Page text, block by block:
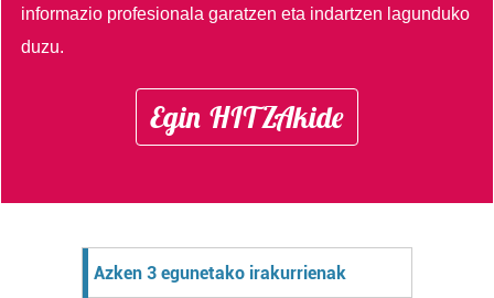
informazio profesionala garatzen eta indartzen lagunduko
duzu.
Egin HITZAkide
Azken 3 egunetako irakurrienak